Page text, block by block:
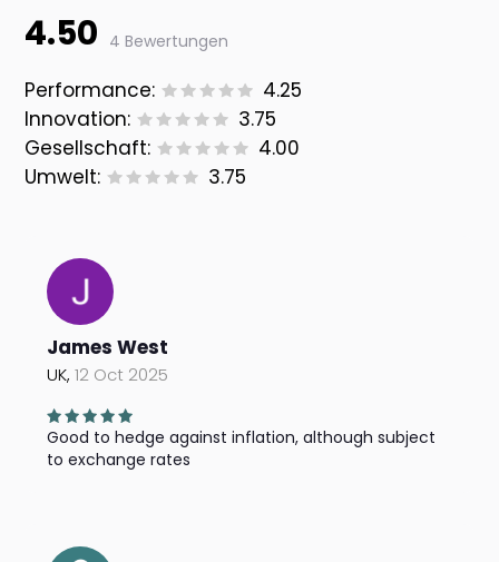
4.50 4 Bewertungen
Performance:
4.25
Innovation:
3.75
Gesellschaft:
4.00
Umwelt:
3.75
James West
UK,12 Oct 2025
Good to hedge against inflation, although subject
to exchange rates